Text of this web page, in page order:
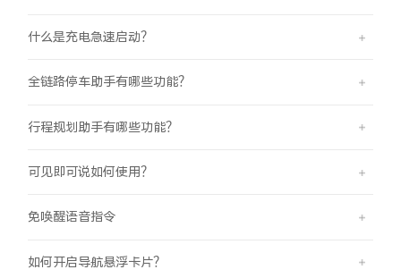
什么是充电急速启动？
全链路停车助手有哪些功能？
行程规划助手有哪些功能？
可见即可说如何使用？
免唤醒语音指令
如何开启导航悬浮卡片？